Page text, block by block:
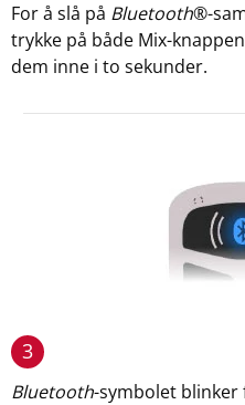
For å slå på Bluetooth®-
trykke på både Mix-
dem inne i to sekunder.
3
Bluetooth-symbolet blinker